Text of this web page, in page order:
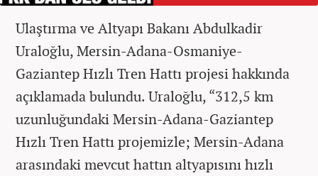
Ulaştırma ve Altyapı Bakanı Abdulkadir
Uraloğlu, Mersin-Adana-Osmaniye-
Gaziantep Hızlı Tren Hattı projesi hakkında
açıklamada bulundu. Uraloğlu, “312,5 km
uzunluğundaki Mersin-Adana-Gaziantep
Hızlı Tren Hattı projemizle; Mersin-Adana
arasındaki mevcut hattın altyapısını hızlı